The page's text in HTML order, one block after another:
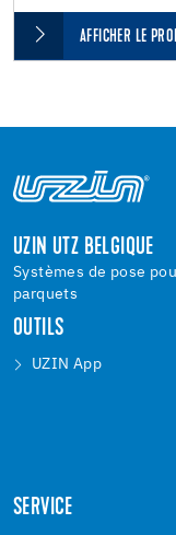
AFFICHER LE
UZIN UTZ BELGIQUE
Systèmes de pose
parquets
OUTILS
UZIN App
SERVICE